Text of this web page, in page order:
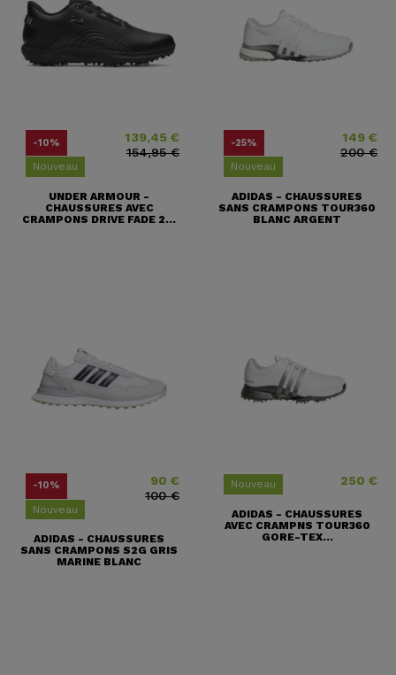
-10%
Nouveau
139,45 €
Prix ​​habituel
154,95 €
UNDER ARMOUR -
CHAUSSURES AVEC
CRAMPONS DRIVE FADE 2...
-25%
Nouveau
149 €
Prix ​​habituel
200 €
ADIDAS - CHAUSSURES
SANS CRAMPONS TOUR360
BLANC ARGENT
-10%
Nouveau
90 €
Prix ​​habituel
100 €
ADIDAS - CHAUSSURES
SANS CRAMPONS S2G GRIS
MARINE BLANC
Nouveau Prix
250 €
ADIDAS - CHAUSSURES
AVEC CRAMPNS TOUR360
GORE-TEX...